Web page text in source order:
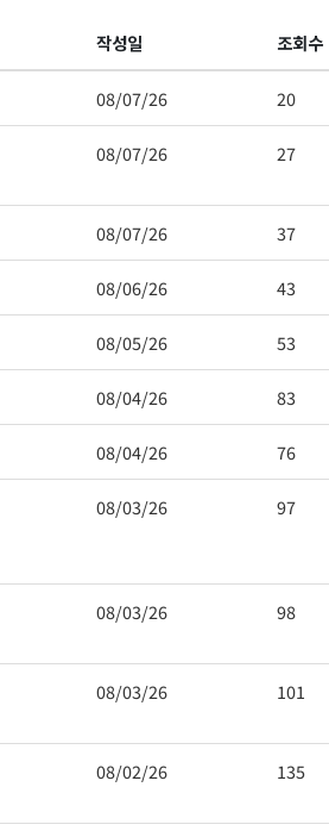
작성일 조회수
08/07/26 20
08/07/26 27
08/07/26 37
08/06/26 43
08/05/26 53
08/04/26 83
08/04/26 76
08/03/26 97
08/03/26 98
08/03/26 101
08/02/26 135